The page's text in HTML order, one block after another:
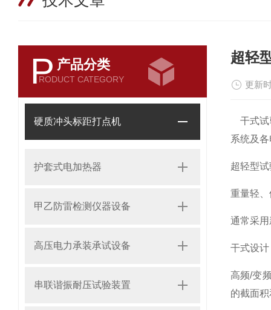
P 产品分类
RODUCT CATEGORY
硬质冲头标距打点机
护套式电加热器
甲乙防雷检测仪器设备
高压电力承装承试设备
串联谐振耐压试验装置
超轻
更新
干式试
系统及
超轻型
重量轻
通常采
干式设
高频/变
的截面